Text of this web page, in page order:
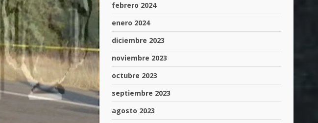
febrero 2024
enero 2024
diciembre 2023
noviembre 2023
octubre 2023
septiembre 2023
agosto 2023